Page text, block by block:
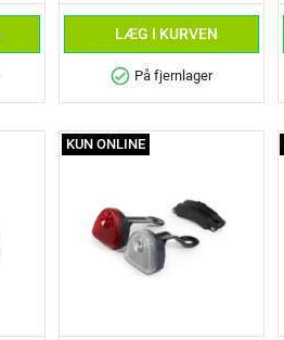
LÆG I KURVEN
check_circle På fjernlager
KUN ONLINE